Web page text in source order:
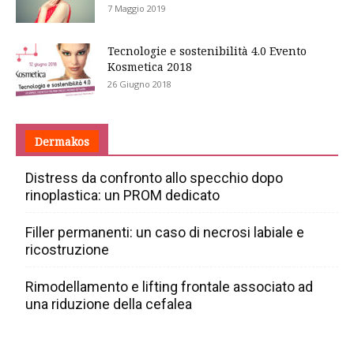
7 Maggio 2019
Tecnologie e sostenibilità 4.0 Evento
Kosmetica 2018
26 Giugno 2018
Dermakos
Distress da confronto allo specchio dopo
rinoplastica: un PROM dedicato
Filler permanenti: un caso di necrosi labiale e
ricostruzione
Rimodellamento e lifting frontale associato ad
una riduzione della cefalea